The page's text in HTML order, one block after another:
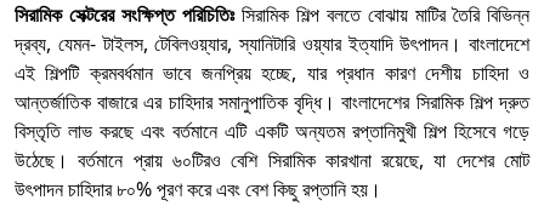
সিরামিক সেক্টরের সংক্ষিপ্ত পরিচিতিঃসিরামিক শিল্প বলতে বোঝায় মাটির তৈরি বিভিন্ন
দ্রব্য, যেমন- টাইলস, টেবিলওয়্যার, স্যানিটারি ওয়্যার ইত্যাদি উৎপাদন। বাংলাদেশে
এই শিল্পটি ক্রমবর্ধমান ভাবে জনপ্রিয় হচ্ছে, যার প্রধান কারণ দেশীয় চাহিদা ও
আন্তর্জাতিক বাজারে এর চাহিদার সমানুপাতিক বৃদ্ধি। বাংলাদেশের সিরামিক শিল্প দ্রুত
বিস্তৃতি লাভ করছে এবং বর্তমানে এটি একটি অন্যতম রপ্তানিমুখী শিল্প হিসেবে গড়ে
উঠেছে। বর্তমানে প্রায় ৬০টিরও বেশি সিরামিক কারখানা রয়েছে, যা দেশের মোট
উৎপাদন চাহিদার ৮০% পূরণ করে এবং বেশ কিছু রপ্তানি হয়।